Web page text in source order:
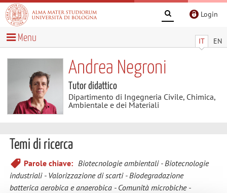
Login
IT EN
Menu
Andrea Negroni
Tutor didattico
Dipartimento di Ingegneria Civile, Chimica,
Ambientale e dei Materiali
Temi di ricerca
Parole chiave: Biotecnologie ambientali
Biotecnologie
industriali
Valorizzazione di scarti
Biodegradazione
batterica aerobica e anaerobica
Comunità microbiche